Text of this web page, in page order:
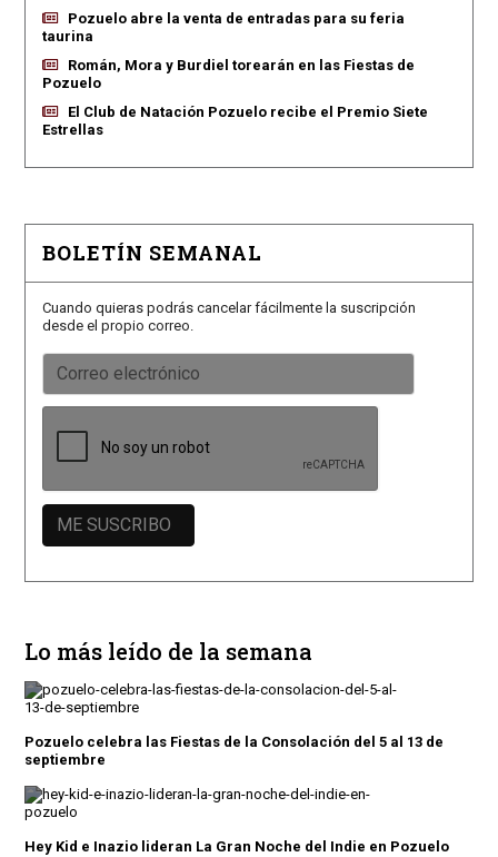
Pozuelo abre la venta de entradas para su feria
taurina
Román, Mora y Burdiel torearán en las Fiestas de
Pozuelo
El Club de Natación Pozuelo recibe el Premio Siete
Estrellas
BOLETÍN SEMANAL
Cuando quieras podrás cancelar fácilmente la suscripción
desde el propio correo.
Lo más leído de la semana
Pozuelo celebra las Fiestas de la Consolación del 5 al 13 de
septiembre
Hey Kid e Inazio lideran La Gran Noche del Indie en Pozuelo